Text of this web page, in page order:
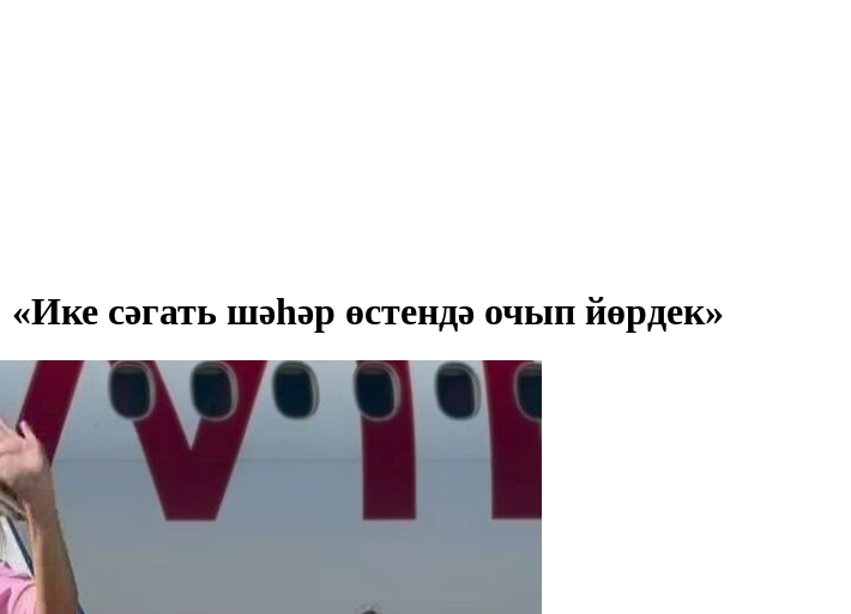
сәгать шәһәр өстендә очып йөрдек»